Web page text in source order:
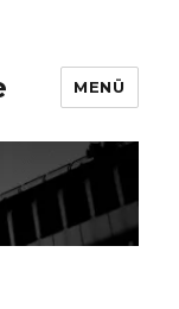
MENÜ